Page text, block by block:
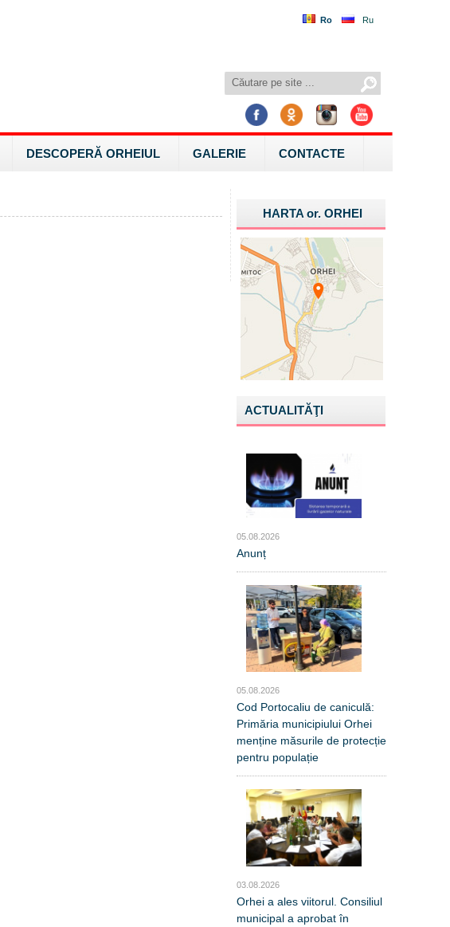
Ro Ru
DESCOPERĂ ORHEIUL GALERIE CONTACTE
HARTA or.ORHEI
ACTUALITĂŢI
05.08.2026
Anunț
05.08.2026
Cod Portocaliu de caniculă:
Primăria municipiului Orhei
menține măsurile de protecție
pentru populație
03.08.2026
Orhei a ales viitorul. Consiliul
municipal a aprobat în